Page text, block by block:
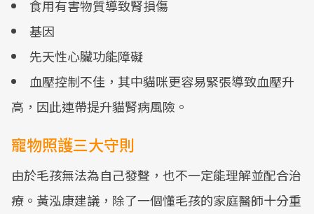
食用有害物質導致腎損傷
基因
先天性心臟功能障礙
血壓控制不佳，其中貓咪更容易緊張導致血壓升
高，因此連帶提升貓腎病風險。
寵物照護三大守則
由於毛孩無法為自己發聲，也不一定能理解並配合治
療。黃泓康建議，除了一個懂毛孩的家庭醫師十分重